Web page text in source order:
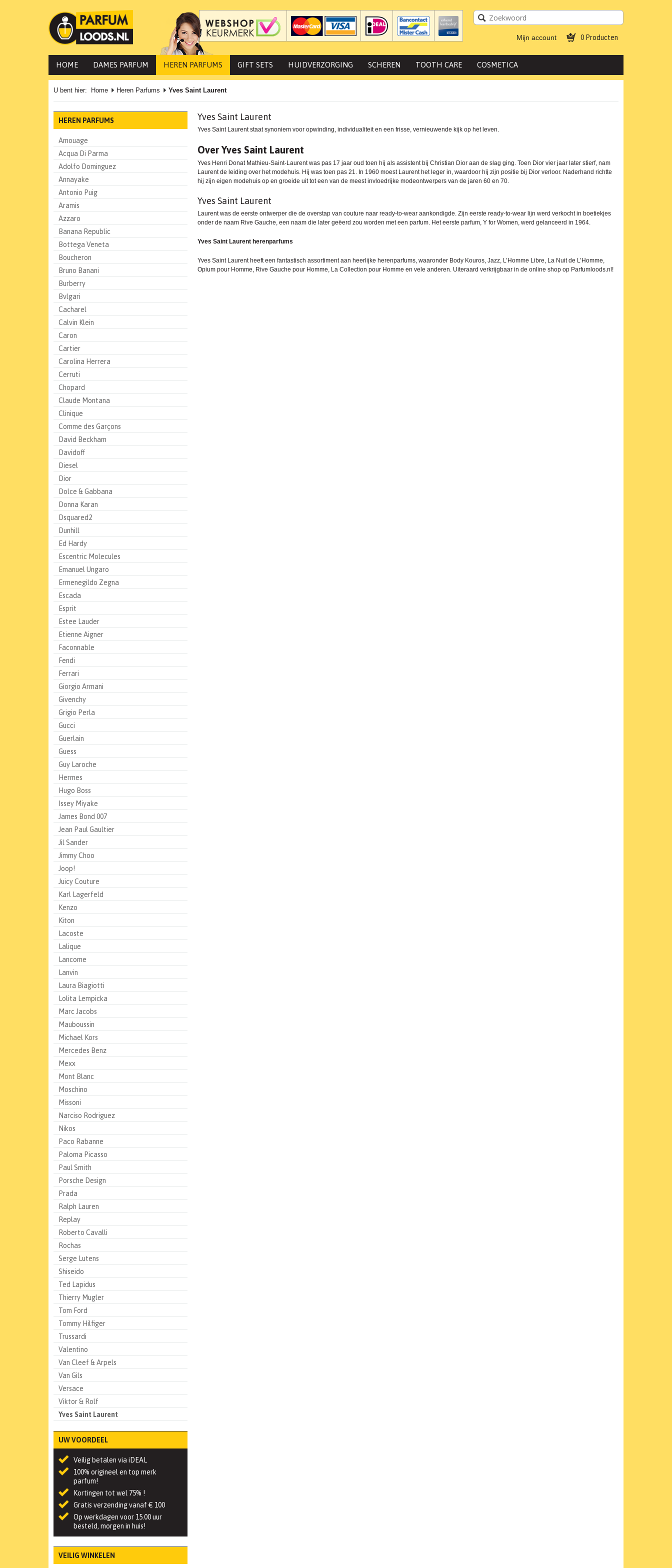
Mijn account 0 Producten
HOME DAMES PARFUM HEREN PARFUMS GIFT SETS HUIDVERZORGING SCHEREN TOOTH CARE COSMETICA
U bent hier: Home Heren Parfums Yves Saint Laurent
HEREN PARFUMS
Amouage
Acqua Di Parma
Adolfo Dominguez
Annayake
Antonio Puig
Aramis
Azzaro
Banana Republic
Bottega Veneta
Boucheron
Bruno Banani
Burberry
Bvlgari
Cacharel
Calvin Klein
Caron
Cartier
Carolina Herrera
Cerruti
Chopard
Claude Montana
Clinique
Comme des Garçons
David Beckham
Davidoff
Diesel
Dior
Dolce & Gabbana
Donna Karan
Dsquared2
Dunhill
Ed Hardy
Escentric Molecules
Emanuel Ungaro
Ermenegildo Zegna
Escada
Esprit
Estee Lauder
Etienne Aigner
Faconnable
Fendi
Ferrari
Giorgio Armani
Givenchy
Grigio Perla
Gucci
Guerlain
Guess
Guy Laroche
Hermes
Hugo Boss
Issey Miyake
James Bond 007
Jean Paul Gaultier
Jil Sander
Jimmy Choo
Joop!
Juicy Couture
Karl Lagerfeld
Kenzo
Kiton
Lacoste
Lalique
Lancome
Lanvin
Laura Biagiotti
Lolita Lempicka
Marc Jacobs
Mauboussin
Michael Kors
Mercedes Benz
Mexx
Mont Blanc
Moschino
Missoni
Narciso Rodriguez
Nikos
Paco Rabanne
Paloma Picasso
Paul Smith
Porsche Design
Prada
Ralph Lauren
Replay
Roberto Cavalli
Rochas
Serge Lutens
Shiseido
Ted Lapidus
Thierry Mugler
Tom Ford
Tommy Hilfiger
Trussardi
Valentino
Van Cleef & Arpels
Van Gils
Versace
Viktor & Rolf
Yves Saint Laurent
UW VOORDEEL
Veilig betalen via iDEAL
100% origineel en top merk
parfum!
Kortingen tot wel 75% !
Gratis verzending vanaf € 100
Op werkdagen voor 15.00 uur
besteld, morgen in huis!
VEILIG WINKELEN
Yves Saint Laurent
Yves Saint Laurent staat synoniem voor opwinding, individualiteit en een frisse, vernieuwende kijk op het leven.
Over Yves Saint Laurent
Yves Henri Donat Mathieu-Saint-Laurent was pas 17 jaar oud toen hij als assistent bij Christian Dior aan de slag ging. Toen Dior vier jaar later stierf, nam
Laurent de leiding over het modehuis. Hij was toen pas 21. In 1960 moest Laurent het leger in, waardoor hij zijn positie bij Dior verloor. Naderhand richtte
hij zijn eigen modehuis op en groeide uit tot een van de meest invloedrijke modeontwerpers van de jaren 60 en 70.
Yves Saint Laurent
Laurent was de eerste ontwerper die de overstap van couture naar ready-to-wear aankondigde. Zijn eerste ready-to-wear lijn werd verkocht in boetiekjes
onder de naam Rive Gauche, een naam die later geëerd zou worden met een parfum. Het eerste parfum, Y for Women, werd gelanceerd in 1964.
Yves Saint Laurent herenparfums
Yves Saint Laurent heeft een fantastisch assortiment aan heerlijke herenparfums, waaronder Body Kouros, Jazz, L’Homme Libre, La Nuit de L’Homme,
Opium pour Homme, Rive Gauche pour Homme, La Collection pour Homme en vele anderen. Uiteraard verkrijgbaar in de online shop op Parfumloods.nl!